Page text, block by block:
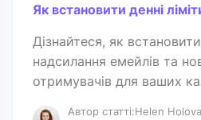
Як встановити денні
Дізнайтеся, як встановити
надсилання емейлів та
отримувачів для ваших
Автор статті:Helen